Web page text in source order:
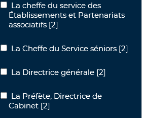
La cheffe du service des
La cheffe du service des
Établissements et Partenariats
associatifs [2]
La Cheffe du Service séniors
La Cheffe du Service séniors [2]
La Directrice générale
La Directrice générale [2]
La Préfète, Directrice de Cabinet
La Préfète, Directrice de
Cabinet [2]